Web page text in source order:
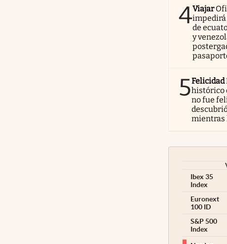
4Viajar
impedirá
de
y
5Felicidad
histórico
no fue
mientras
Ibex 35
Index
Euronext
100 ID
S&P 500
Index